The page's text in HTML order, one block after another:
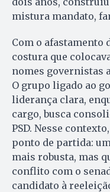
mistura mandato,
Com o afastamento
costura que
nomes governistas
O grupo ligado ao
liderança clara,
cargo, busca
PSD. Nesse
ponto de partida:
mais robusta, mas
conflito com o
candidato à